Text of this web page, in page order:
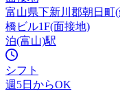
富山県下新川郡朝日町
橋ビル1F(面接地)
泊(富山)駅
シフト
週5日からOK